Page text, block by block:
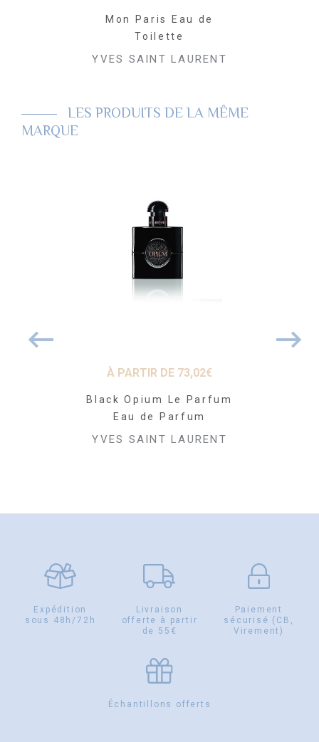
Mon Paris Eau de
Toilette
YVES SAINT LAURENT
LES PRODUITS DE LA MÊME
MARQUE
À PARTIR DE 73,02€
Black Opium Le Parfum
Eau de Parfum
YVES SAINT LAURENT
Expédition
sous 48h/72h
Livraison
offerte à partir
de 55€
Paiement
sécurisé (CB,
Virement)
Échantillons offerts